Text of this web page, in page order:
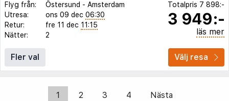
Flyg från: Östersund - Amsterdam
Utresa:
ons 09 dec 06:30
Retur:
fre 11 dec 11:15
Nätter:
2
Totalpris 7 898:-
3 949:-
läs mer
Fler val Välj resa
1 2 3 4 Nästa